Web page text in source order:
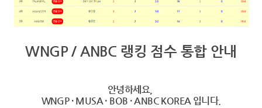
WNGP / ANBC 랭킹 점수 통합 안내
안녕하세요,
WNGP · MUSA · BOB · ANBC KOREA 입니다.